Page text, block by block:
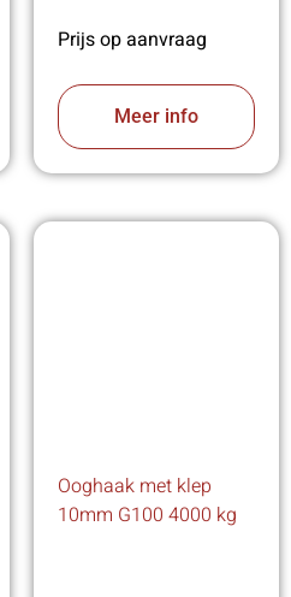
Prijs op aanvraag
Meer info
Ooghaak met klep
10mm G100 4000 kg